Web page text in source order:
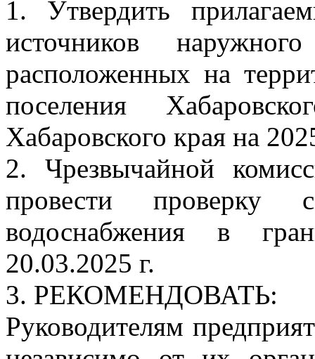
1. Утвердить
источников
расположенных на
поселения
Хабаровского края на
2. Чрезвычайной
провести проверку
водоснабжения в
20.03.2025 г.
3. РЕКОМЕНДОВАТЬ:
Руководителям